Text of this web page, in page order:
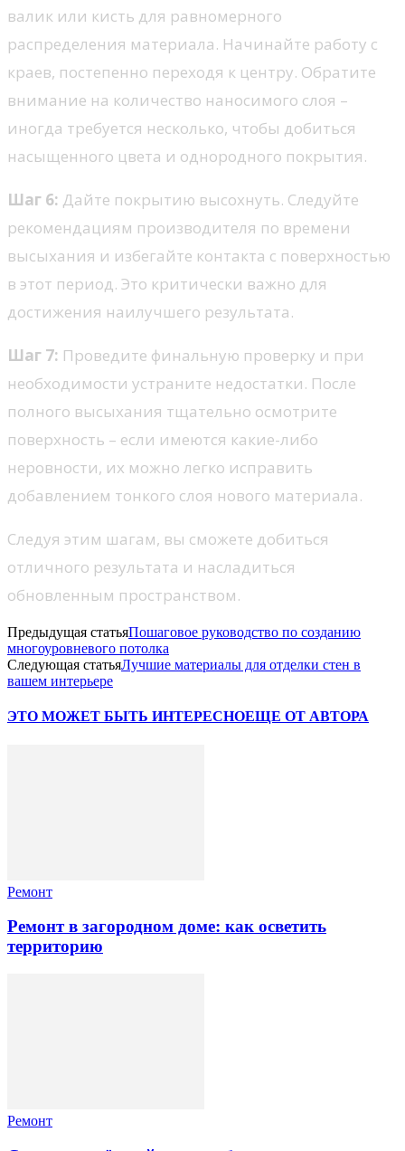
валик или кисть для равномерного
распределения материала. Начинайте работу с
краев, постепенно переходя к центру. Обратите
внимание на количество наносимого слоя –
иногда требуется несколько, чтобы добиться
насыщенного цвета и однородного покрытия.
Шаг 6: Дайте покрытию высохнуть. Следуйте
рекомендациям производителя по времени
высыхания и избегайте контакта с поверхностью
в этот период. Это критически важно для
достижения наилучшего результата.
Шаг 7: Проведите финальную проверку и при
необходимости устраните недостатки. После
полного высыхания тщательно осмотрите
поверхность – если имеются какие-либо
неровности, их можно легко исправить
добавлением тонкого слоя нового материала.
Следуя этим шагам, вы сможете добиться
отличного результата и насладиться
обновленным пространством.
Предыдущая статьяПошаговое руководство по созданию
многоуровневого потолка
Следующая статьяЛучшие материалы для отделки стен в
вашем интерьере
ЭТО МОЖЕТ БЫТЬ ИНТЕРЕСНОЕЩЕ ОТ АВТОРА
Ремонт
Ремонт в загородном доме: как осветить
территорию
Ремонт